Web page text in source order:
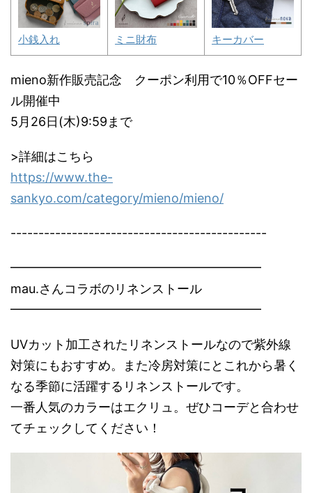
小銭入れ ミニ財布 キーカバー
mieno新作販売記念 クーポン利用で10％OFFセー
ル開催中
5月26日(木)9:59まで
>詳細はこちら
https://www.the-
sankyo.com/category/mieno/mieno/
----------------------------------------------
━━━━━━━━━━━━━━━━━━━━
mau.さんコラボのリネンストール
━━━━━━━━━━━━━━━━━━━━
UVカット加工されたリネンストールなので紫外線
対策にもおすすめ。また冷房対策にとこれから暑く
なる季節に活躍するリネンストールです。
一番人気のカラーはエクリュ。ぜひコーデと合わせ
てチェックしてください！